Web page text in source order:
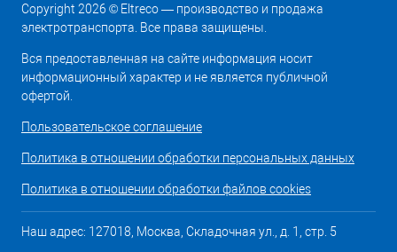
Copyright 2026 © Eltreco — производство и продажа
электротранспорта. Все права защищены.
Вся предоставленная на сайте информация носит
информационный характер и не является публичной
офертой.
Пользовательское соглашение
Политика в отношении обработки персональных данных
Политика в отношении обработки файлов cookies
Наш адрес: 127018, Москва, Складочная ул., д. 1, стр. 5